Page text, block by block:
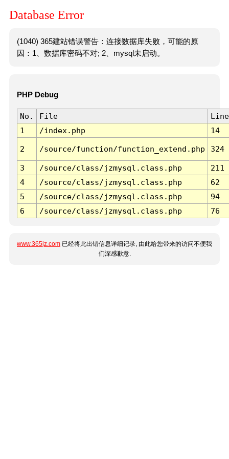
Database Error
(1040) 365建站错误警告：连接数据库失败，可能的原
因：1、数据库密码不对; 2、mysql未启动。
PHP Debug
No. File
Line
1
/index.php 14
2 /source/function/function_extend.php 324
3 /source/class/jzmysql.class.php
211
4
/source/class/jzmysql.class.php
62
5
/source/class/jzmysql.class.php
94
6
/source/class/jzmysql.class.php 76
www.365jz.com 已经将此出错信息详细记录, 由此给您带来的访问不便我
们深感歉意.